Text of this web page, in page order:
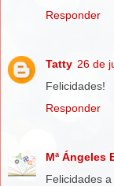
Responder
Tatty 26 de
Felicidades!
Responder
Mª Ángeles
Felicidades